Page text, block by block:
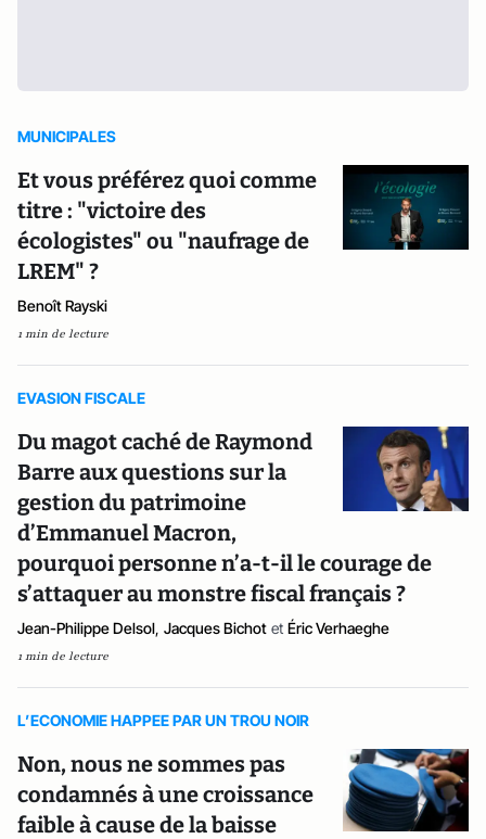
MUNICIPALES
Et vous préférez quoi comme
titre : "victoire des
écologistes" ou "naufrage de
LREM" ?
Benoît Rayski
1 min de lecture
EVASION FISCALE
Du magot caché de Raymond
Barre aux questions sur la
gestion du patrimoine
d’Emmanuel Macron,
pourquoi personne n’a-t-il le courage de
s’attaquer au monstre fiscal français ?
Jean-Philippe Delsol, Jacques Bichot et Éric Verhaeghe
1 min de lecture
L’ECONOMIE HAPPEE PAR UN TROU NOIR
Non, nous ne sommes pas
condamnés à une croissance
faible à cause de la baisse